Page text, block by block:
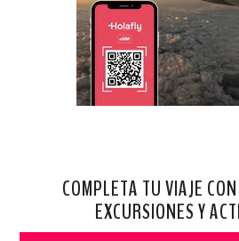
COMPLETA TU VIAJE
EXCURSIONES Y